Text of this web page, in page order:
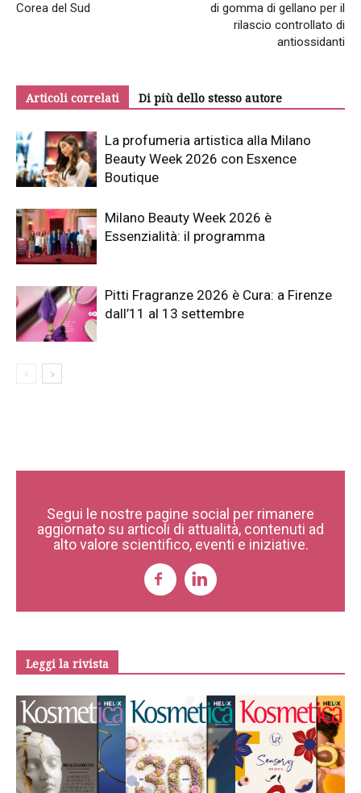
Corea del Sud
di gomma di gellano per il
rilascio controllato di
antiossidanti
Articoli correlati Di più dello stesso autore
La profumeria artistica alla Milano
Beauty Week 2026 con Esxence
Boutique
Milano Beauty Week 2026 è
Essenzialità: il programma
Pitti Fragranze 2026 è Cura: a Firenze
dall’11 al 13 settembre
Segui le nostre pagine social per rimanere
aggiornato su articoli di attualità, contenuti ad
alto valore scientifico, eventi e iniziative.
Leggi la rivista